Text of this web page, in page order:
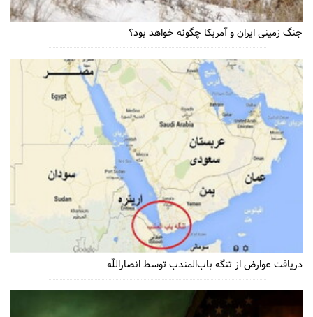
جنگ زمینی ایران و آمریکا چگونه خواهد بود؟
دریافت عوارض از تنگه باب‌المندب توسط انصاراللّه